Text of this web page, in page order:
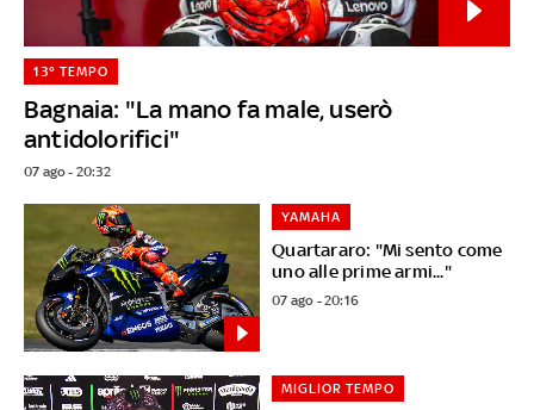
Bagnaia: "La mano fa male, userò
antidolorifici"
13° TEMPO
07 ago - 20:32
Quartararo: "Mi sento come
uno alle prime armi..."
YAMAHA
07 ago - 20:16
MIGLIOR TEMPO